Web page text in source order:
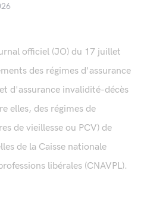
officiel (JO) du 17 juillet
des régimes d'assurance
d'assurance invalidité-décès
elles, des régimes de
de vieillesse ou PCV) de
de la Caisse nationale
libérales (CNAVPL).